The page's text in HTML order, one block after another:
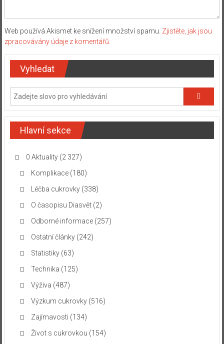
Web používá Akismet ke snížení množství spamu. Zjistěte, jak jsou
zpracovávány údaje z komentářů.
Vyhledat
Hlavní sekce
0 Aktuality(2 327)
Komplikace(180)
Léčba cukrovky(338)
O časopisu Diasvět(2)
Odborné informace(257)
Ostatní články(242)
Statistiky(63)
Technika (125)
Výživa (487)
Výzkum cukrovky(516)
Zajímavosti (134)
Život s cukrovkou (154)